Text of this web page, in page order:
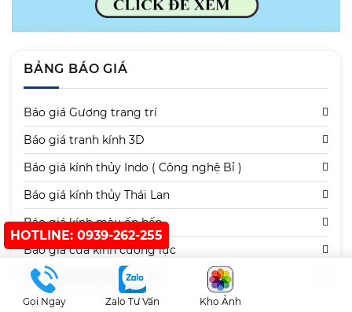
BẢNG BÁO GIÁ
Báo giá Gương trang trí
Báo giá tranh kính 3D
Báo giá kính thủy Indo ( Công nghệ Bỉ )
Báo giá kính thủy Thái Lan
Báo giá kính màu ốp bếp
Báo giá cửa kính cường lực
Báo giá phòng tắm kính
HOTLINE: 0939-262-255
Gọi Ngay Zalo Tư Vấn Kho Ảnh